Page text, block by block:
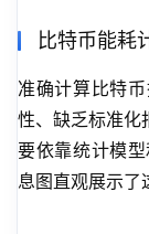
比特币能耗
准确计算比特
性、缺乏标准化
要依靠统计模
息图直观展示了